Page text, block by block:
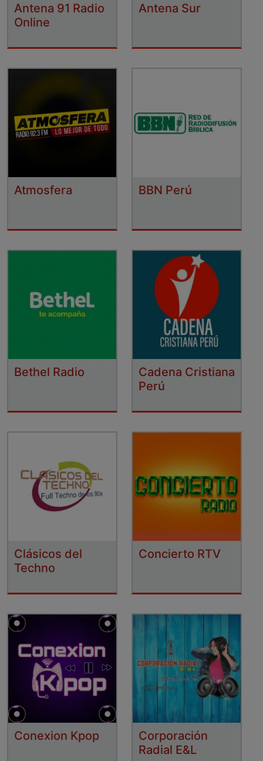
Antena 91 Radio
Online
Antena Sur
Atmosfera BBN Perú
Bethel Radio
Cadena Cristiana
Perú
Clásicos del
Techno
Concierto RTV
Conexion Kpop
Corporación
Radial E&L